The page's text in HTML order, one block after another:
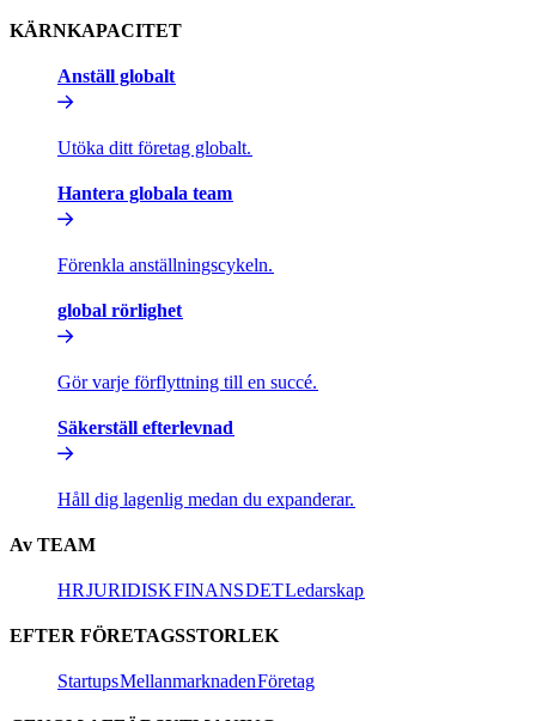
KÄRNKAPACITET​​
Anställ globalt​​
Utöka ditt företag globalt.​​
Hantera globala team​​
Förenkla anställningscykeln.​​
global rörlighet​​
Gör varje förflyttning till en succé.​​
Säkerställ efterlevnad​​
Håll dig lagenlig medan du expanderar.​​
Av TEAM​​
HR​​JURIDISK​​FINANS​​DET​​Ledarskap​​
EFTER FÖRETAGSSTORLEK​​
Startups​​Mellanmarknaden​​Företag​​